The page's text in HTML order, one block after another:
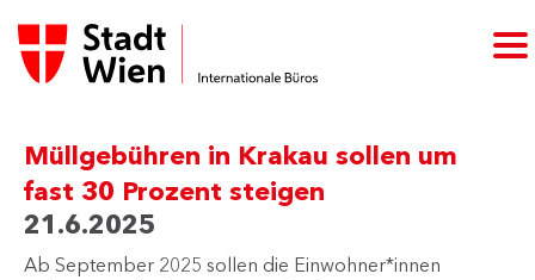
Müllgebühren in Krakau sollen um
fast 30 Prozent steigen
21.6.2025
Ab September 2025 sollen die Einwohner*innen